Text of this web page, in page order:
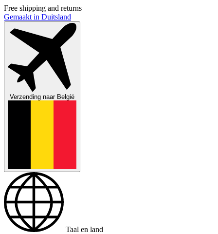
Free shipping and returns
Gemaakt in Duitsland
Verzending naarBelgië
Taal en land